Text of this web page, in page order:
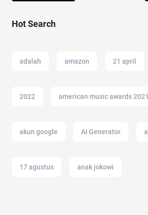
Hot Search
adalah amazon 21 april
2022 american music awards 2021
akun google AI Generator
17 agustus anak jokowi